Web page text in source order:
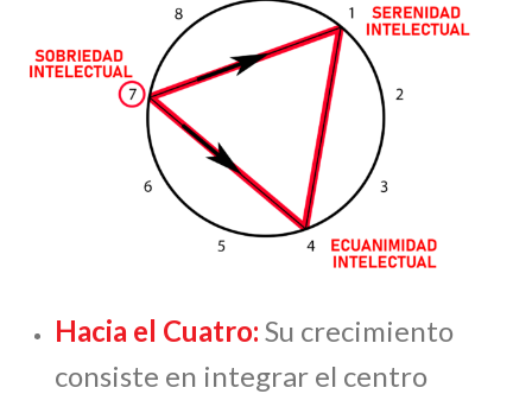
Hacia el Cuatro: Su crecimiento
consiste en integrar el centro